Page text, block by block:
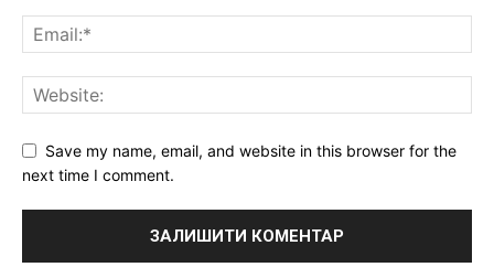
Save my name, email, and website in this browser for the
next time I comment.